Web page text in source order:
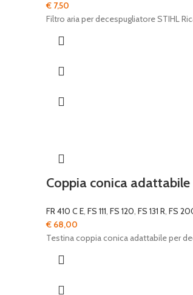
€ 7,50
Filtro aria per decespugliatore STIHL
Coppia conica
FR 410 C E, FS 111, FS 120, FS 131 R, FS
€ 68,00
Testina coppia conica adattabile per